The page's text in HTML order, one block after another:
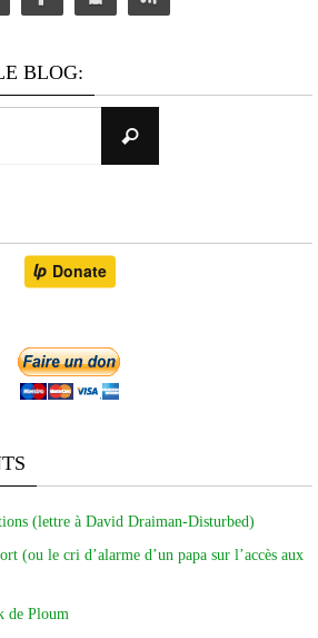
BLOG:
Recherche
(lettre à David Draiman-Disturbed)
(ou le cri d’alarme d’un papa sur l’accès aux
de Ploum